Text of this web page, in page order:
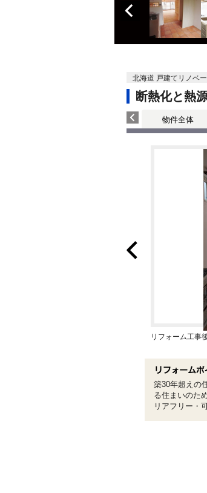
北海道 戸建てリノベ
断熱化と熱
物件全体
リフォーム工事
築30年超えの
る住まいのた
リアフリー・